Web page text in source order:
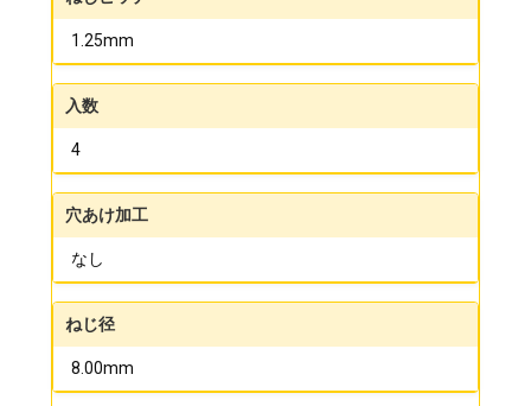
1.25mm
入数
4
穴あけ加工
なし
ねじ径
8.00mm